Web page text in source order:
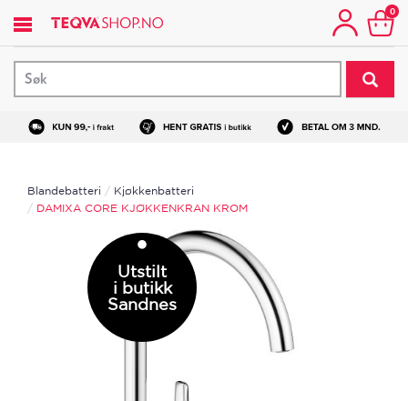
hovedinnhold
0
Blandebatteri
Kjøkkenbatteri
DAMIXA CORE KJØKKENKRAN KROM
Utstilt
i butikk
Sandnes